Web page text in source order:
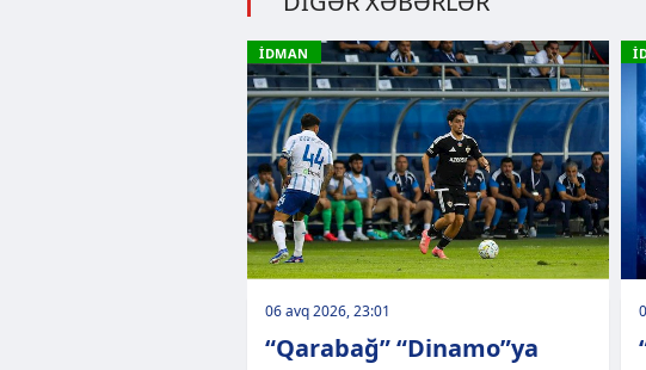
İDMAN
06 avq 2026, 23:01
“Qarabağ” “Dinamo”ya